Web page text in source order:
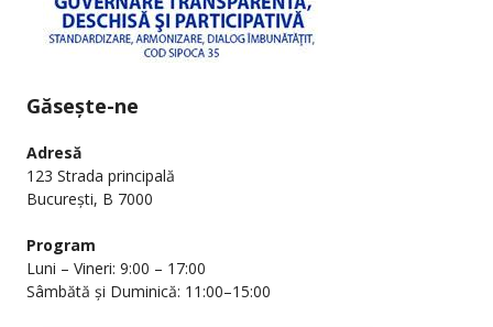
Găsește-ne
Adresă
123 Strada principală
București, B 7000
Program
Luni – Vineri: 9:00 – 17:00
Sâmbătă și Duminică: 11:00–15:00